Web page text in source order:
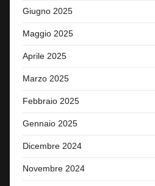
Giugno 2025
Maggio 2025
Aprile 2025
Marzo 2025
Febbraio 2025
Gennaio 2025
Dicembre 2024
Novembre 2024